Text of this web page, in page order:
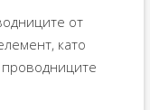
от
като